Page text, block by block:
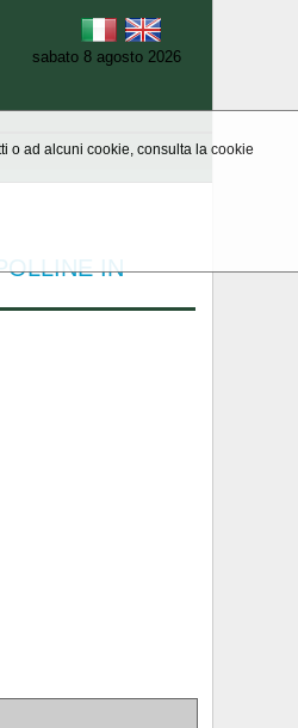
sabato 8 agosto 2026
IN
o ad alcuni cookie, consulta la cookie